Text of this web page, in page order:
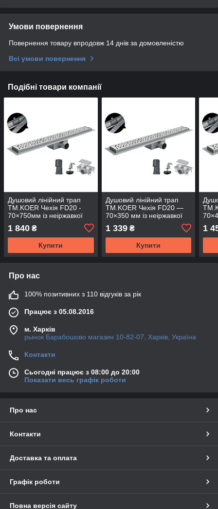
Умови повернення
Повернення товару впродовж 14 днів за домовленістю
Всі умови повернення
Подібні товари компанії
Душовий лінійний трап
TM.KOER Чехія FD20 -
70×750мм із неіржавкої
сталі SUS304 з мокрим і
сухим закривом
1 840 ₴
Купити
Душовий лінійний трап
TM.KOER Чехія FD20 —
70×350 мм із неіржавкої
сталі SUS304 з мокрим і
сухим закривом
1 339₴
Купити
1
Про нас
100% позитивних з 110 відгуків за рік
Працює з 05.08.2016
м. Харків
рынок Барабошово магазин 10-82-07, Харків, Україна
Контакти
Сьогодні працює з 08:00 до 20:00
Показати весь графік роботи
Про нас
Контакти
Доставка та оплата
Графік роботи
Повна версія сайту